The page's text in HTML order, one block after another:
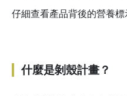
仔細查看產品背後的營養標
什麼是剝殼計畫？